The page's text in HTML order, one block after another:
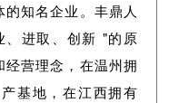
知名企业。丰鼎人
进取、创新 "的原
营理念，在温州拥
基地，在江西拥有